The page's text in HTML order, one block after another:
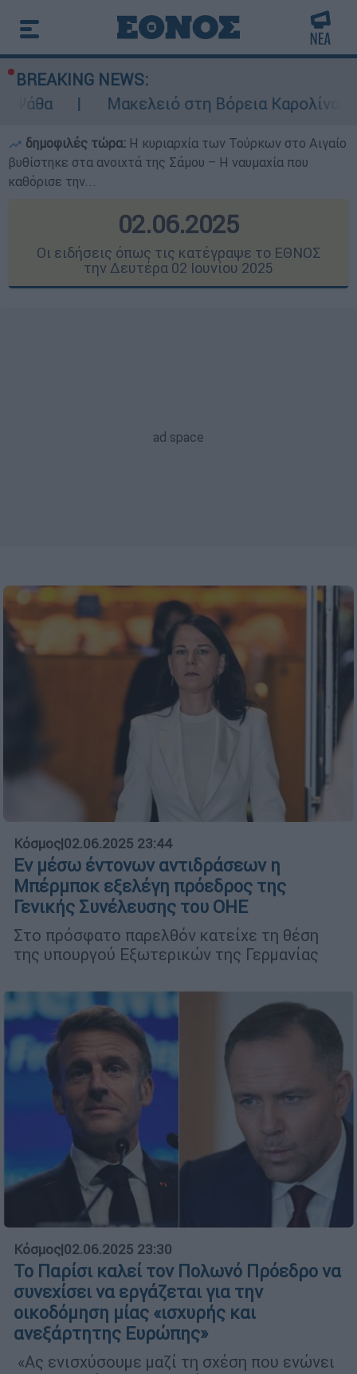
BREAKING NEWS:
Μακελειό στη Βόρεια Καρολίνα ύστερα από
δημοφιλές τώρα: Η κυριαρχία των Τούρκων στο Αιγαίο
βυθίστηκε στα ανοιχτά της Σάμου – Η ναυμαχία που
καθόρισε την...
02.06.2025
Οι ειδήσεις όπως τις κατέγραψε το ΕΘΝΟΣ
την Δευτέρα 02 Ιουνίου 2025
Κόσμος|02.06.2025 23:44
Εν μέσω έντονων αντιδράσεων η
Μπέρμποκ εξελέγη πρόεδρος της
Γενικής Συνέλευσης του ΟΗΕ
Στο πρόσφατο παρελθόν κατείχε τη θέση
της υπουργού Εξωτερικών της Γερμανίας
Κόσμος|02.06.2025 23:30
Το Παρίσι καλεί τον Πολωνό Πρόεδρο να
συνεχίσει να εργάζεται για την
οικοδόμηση μίας «ισχυρής και
ανεξάρτητης Ευρώπης»
«Ας ενισχύσουμε μαζί τη σχέση που ενώνει